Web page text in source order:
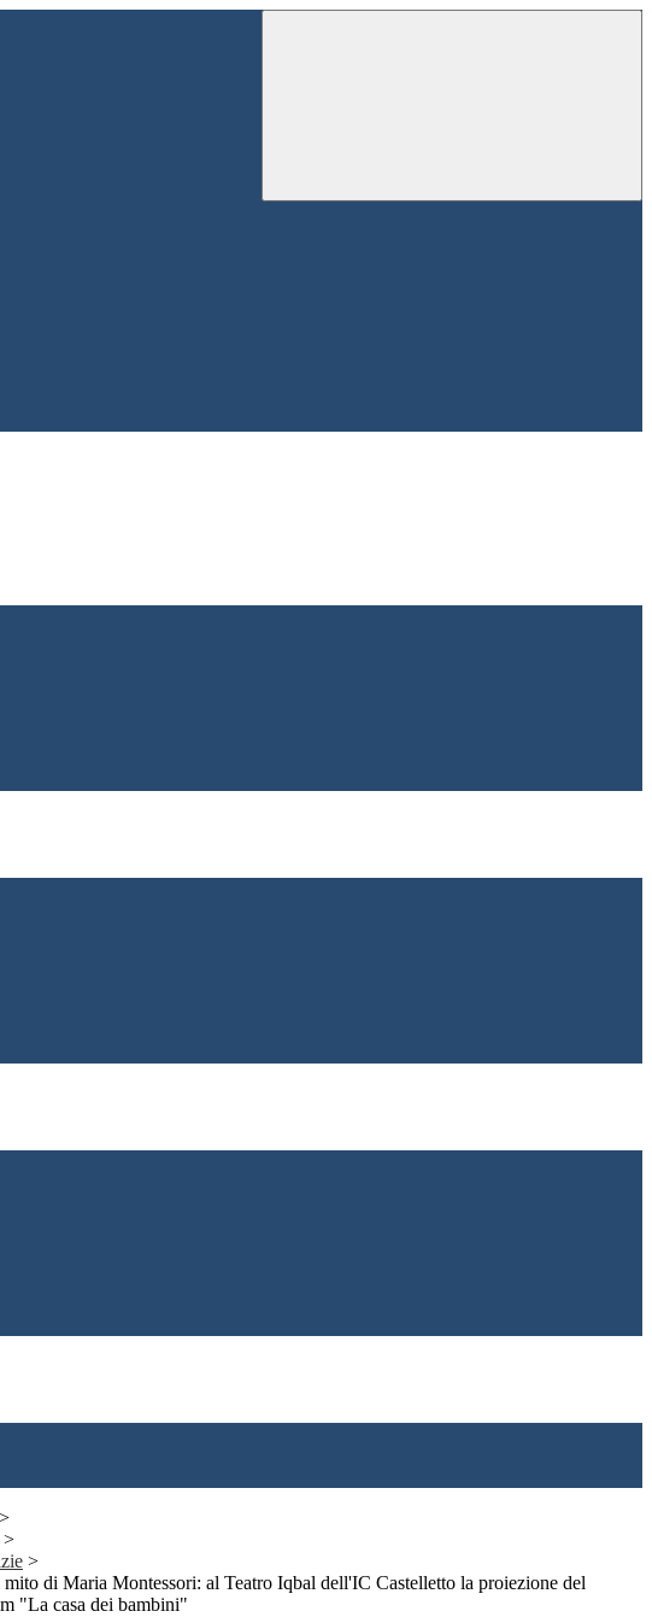
>
>
>
di Maria Montessori: al Teatro Iqbal dell'IC Castelletto la proiezione del
"La casa dei bambini"